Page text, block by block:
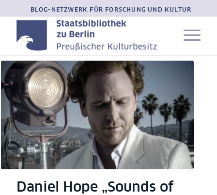
BLOG-NETZWERK FÜR FORSCHUNG UND KULTUR
Daniel Hope „Sounds of